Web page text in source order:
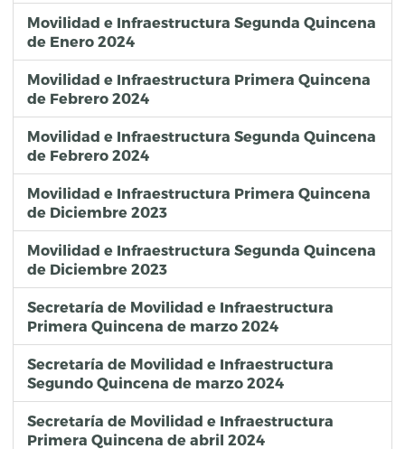
Movilidad e Infraestructura Segunda Quincena
de Enero 2024
Movilidad e Infraestructura Primera Quincena
de Febrero 2024
Movilidad e Infraestructura Segunda Quincena
de Febrero 2024
Movilidad e Infraestructura Primera Quincena
de Diciembre 2023
Movilidad e Infraestructura Segunda Quincena
de Diciembre 2023
Secretaría de Movilidad e Infraestructura
Primera Quincena de marzo 2024
Secretaría de Movilidad e Infraestructura
Segundo Quincena de marzo 2024
Secretaría de Movilidad e Infraestructura
Primera Quincena de abril 2024